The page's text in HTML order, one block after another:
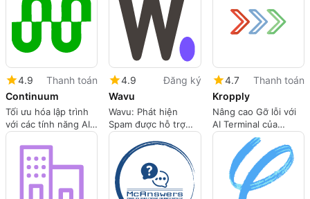
4.9
Thanh toán
Continuum
Tối ưu hóa lập trình
với các tính năng AI
của Continuum
4.9
Đăng ký
Wavu
Wavu: Phát hiện
Spam được hỗ trợ
bởi AI trở nên dễ
dàng
4.7
Thanh toán
Kropply
Nâng cao Gỡ lỗi với
AI Terminal của
Kropply